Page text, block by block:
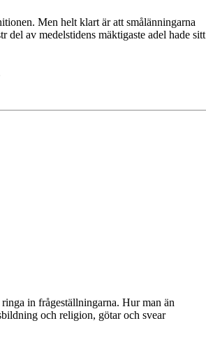
Men helt klart är att smålänningarna
del av medelstidens mäktigaste adel hade sitt
in frågeställningarna. Hur man än
och religion, götar och svear